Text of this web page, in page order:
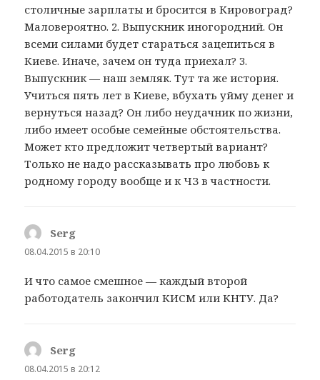
столичные зарплаты и бросится в Кировоград?
Маловероятно. 2. Выпускник иногородний. Он
всеми силами будет стараться зацепиться в
Киеве. Иначе, зачем он туда приехал? 3.
Выпускник — наш земляк. Тут та же история.
Учиться пять лет в Киеве, вбухать уйму денег и
вернуться назад? Он либо неудачник по жизни,
либо имеет особые семейные обстоятельства.
Может кто предложит четвертый вариант?
Только не надо рассказывать про любовь к
родному городу вообще и к ЧЗ в частности.
Serg
08.04.2015 в 20:10
И что самое смешное — каждый второй
работодатель закончил КИСМ или КНТУ. Да?
Serg
08.04.2015 в 20:12